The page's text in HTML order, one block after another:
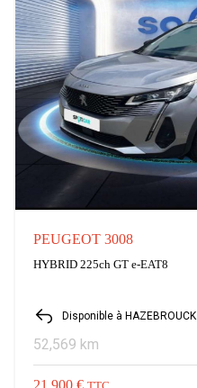
PEUGEOT 3008
HYBRID 225ch GT e-EAT8
Disponible à HAZEBROUCK
52,569 km
21,900 €